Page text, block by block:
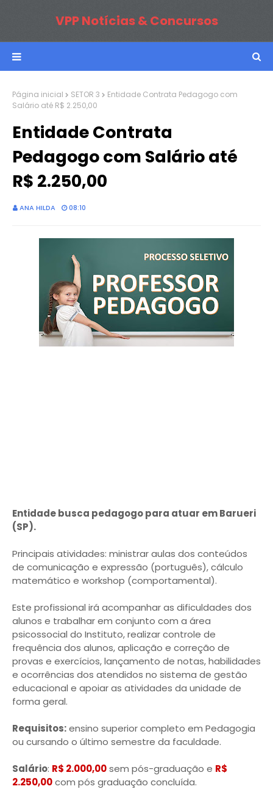
VPP Notícias & Concursos
Página inicial SETOR 3
Entidade Contrata Pedagogo com
Salário até R$ 2.250,00
Entidade Contrata
Pedagogo com Salário até
R$ 2.250,00
ANA HILDA 08:10
Entidade busca pedagogo para atuar em Barueri
(SP).
Principais atividades: ministrar aulas dos conteúdos
de comunicação e expressão (português), cálculo
matemático e workshop (comportamental).
Este profissional irá acompanhar as dificuldades dos
alunos e trabalhar em conjunto com a área
psicossocial do Instituto, realizar controle de
frequência dos alunos, aplicação e correção de
provas e exercícios, lançamento de notas, habilidades
e ocorrências dos atendidos no sistema de gestão
educacional e apoiar as atividades da unidade de
forma geral.
Requisitos:ensino superior completo em Pedagogia
ou cursando o último semestre da faculdade.
Salário: R$ 2.000,00sem pós-graduação e R$
2.250,00com pós graduação concluída.